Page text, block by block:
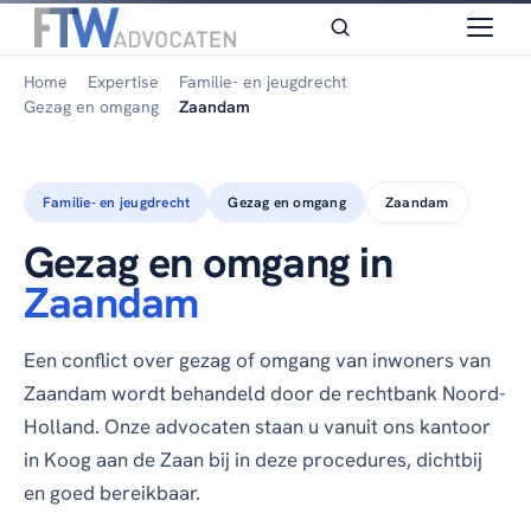
Home Expertise
Familie- en jeugdrecht
Gezag en omgang
Zaandam
Familie- en jeugdrecht Gezag en omgang Zaandam
Gezag en omgang in
Zaandam
Een conflict over gezag of omgang van inwoners van
Zaandam wordt behandeld door de rechtbank Noord-
Holland. Onze advocaten staan u vanuit ons kantoor
in Koog aan de Zaan bij in deze procedures, dichtbij
en goed bereikbaar.